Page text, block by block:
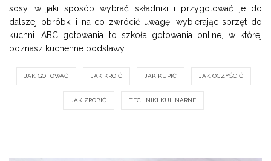
sosy, w jaki sposób wybrać składniki i przygotować je do
dalszej obróbki i na co zwrócić uwagę, wybierając sprzęt do
kuchni. ABC gotowania to szkoła gotowania online, w której
poznasz kuchenne podstawy.
JAK GOTOWAĆ JAK KROIĆ JAK KUPIĆ JAK OCZYŚCIĆ
JAK ZROBIĆ TECHNIKI KULINARNE